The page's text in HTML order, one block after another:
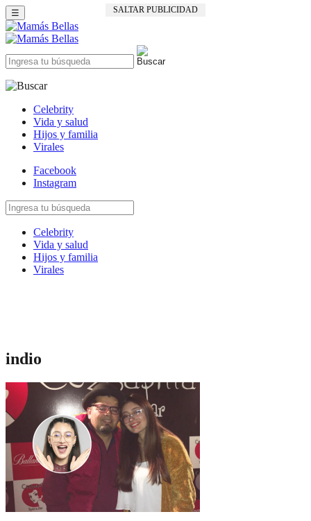
SALTAR PUBLICIDAD
☰
Celebrity
Vida y salud
Hijos y familia
Virales
Facebook
Instagram
Celebrity
Vida y salud
Hijos y familia
Virales
indio